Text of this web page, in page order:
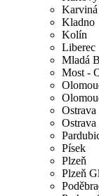
Kladno
Kolín
Liberec
Mladá
Most -
Ostrava
Písek
Plzeň
Plzeň